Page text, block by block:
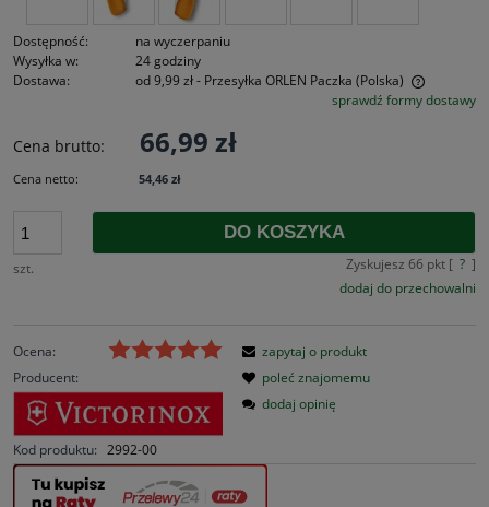
Dostępność:
na wyczerpaniu
Wysyłka w:
24 godziny
Dostawa:
od 9,99 zł- Przesyłka ORLEN Paczka (Polska)
Cena nie zawiera ewentualnych kosztów płatnościsprawdź formy dostawy
Cena brutto: 66,99 zł
Cena netto: 54,46 zł
szt.
DO KOSZYKA
Zyskujesz 66 pkt [ ? ]
dodaj do przechowalni
Ocena:
Producent:
Kod produktu: 2992-00
zapytaj o produkt
poleć znajomemu
dodaj opinię